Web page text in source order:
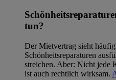
tun?
Der Mietvertrag sieht
Schönheitsreparaturen
streichen. Aber: Nicht jede
ist auch rechtlich wirksam.